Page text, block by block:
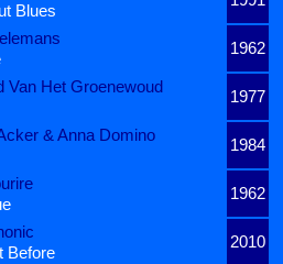
Blues
1962
Van Het Groenewoud
1977
& Anna Domino
1984
1962
2010
Before